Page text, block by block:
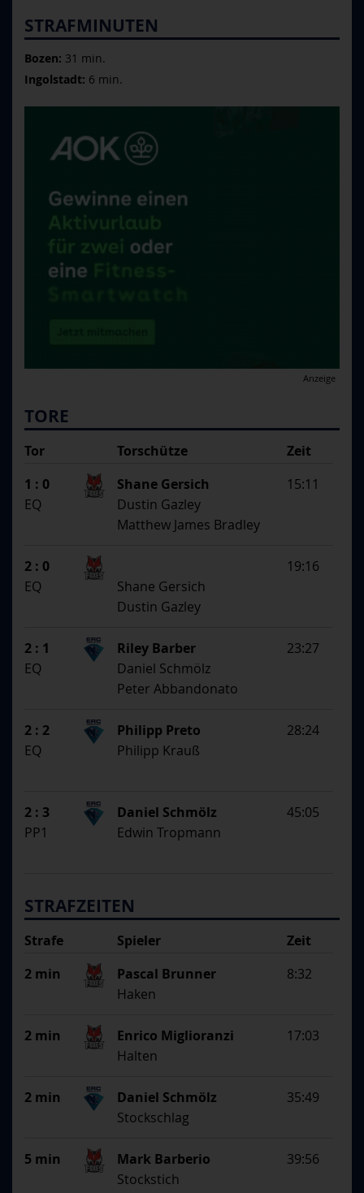
STRAFMINUTEN
Bozen: 31 min.
Ingolstadt: 6 min.
Anzeige
TORE
Tor Zeit
Torschütze
1. Assistent
2. Assistent
SS
1 : 0 15:11
Shane Gersich
Dustin Gazley
Matthew James Bradley
EQ
2 : 0
19:16
Shane Gersich
Dustin Gazley
EQ
2 : 1 23:27
Riley Barber
Daniel Schmölz
Peter Abbandonato
EQ
2 : 2 28:24
Philipp Preto
Philipp Krauß
EQ
2 : 3 45:05
Daniel Schmölz
Edwin Tropmann
PP1
STRAFZEITEN
Strafe Zeit
Spieler
Begründung
2 min 8:32
Pascal Brunner
Haken
2 min 17:03
Enrico Miglioranzi
Halten
2 min 35:49
Daniel Schmölz
Stockschlag
5 min 39:56
Mark Barberio
Stockstich